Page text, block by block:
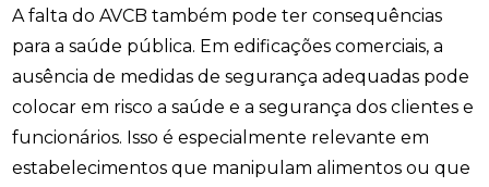
A falta do AVCB também pode ter consequências
para a saúde pública. Em edificações comerciais, a
ausência de medidas de segurança adequadas pode
colocar em risco a saúde e a segurança dos clientes e
funcionários. Isso é especialmente relevante em
estabelecimentos que manipulam alimentos ou que